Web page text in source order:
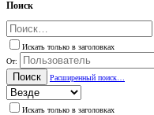
Поиск
Искать только в заголовках
От:
Поиск Расширенный поиск…
Искать только в заголовках